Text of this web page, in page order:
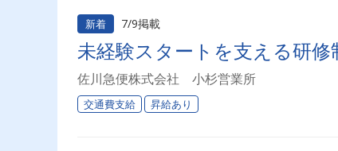
新着 7/9掲載
未経験スタートを支える研
佐川急便株式会社 小杉営業所
交通費支給 昇給あり